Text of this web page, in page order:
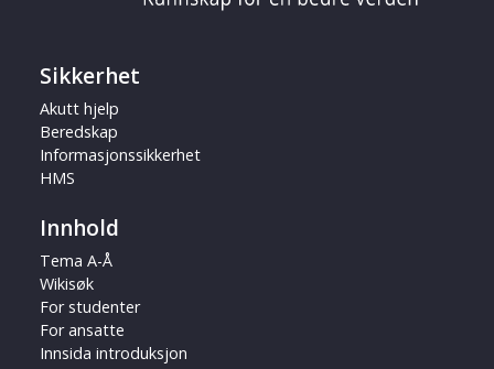
Sikkerhet
Akutt hjelp
Beredskap
Informasjonssikkerhet
HMS
Innhold
Tema A-Å
Wikisøk
For studenter
For ansatte
Innsida introduksjon